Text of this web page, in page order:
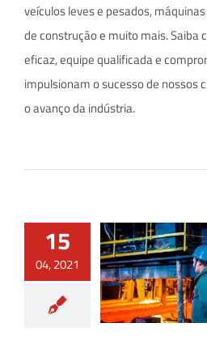
veículos leves e pesados,
de construção e muito mais. Saiba
eficaz, equipe qualificada e
impulsionam o sucesso de nossos
o avanço da indústria.
15
04, 2021